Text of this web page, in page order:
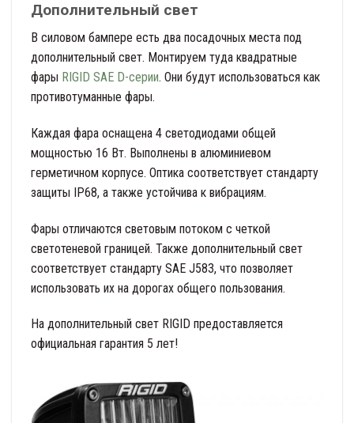
Дополнительный свет
В силовом бампере есть два посадочных места под
дополнительный свет. Монтируем туда квадратные
фары RIGID SAE D-серии. Они будут использоваться как
противотуманные фары.
Каждая фара оснащена 4 светодиодами общей
мощностью 16 Вт. Выполнены в алюминиевом
герметичном корпусе. Оптика соответствует стандарту
защиты IP68, а также устойчива к вибрациям.
Фары отличаются световым потоком с четкой
светотеневой границей. Также дополнительный свет
соответствует стандарту SAE J583, что позволяет
использовать их на дорогах общего пользования.
На дополнительный свет RIGID предоставляется
официальная гарантия 5 лет!